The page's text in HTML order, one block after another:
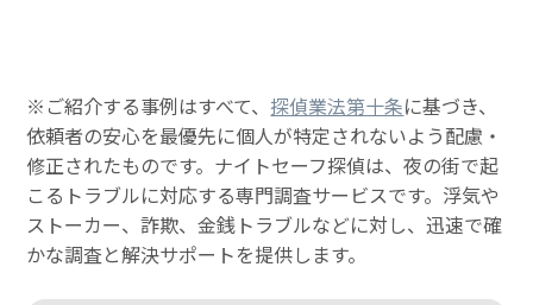
※ご紹介する事例はすべて、探偵業法第十条に基づき、
依頼者の安心を最優先に個人が特定されないよう配慮・
修正されたものです。ナイトセーフ探偵は、夜の街で起
こるトラブルに対応する専門調査サービスです。浮気や
ストーカー、詐欺、金銭トラブルなどに対し、迅速で確
かな調査と解決サポートを提供します。